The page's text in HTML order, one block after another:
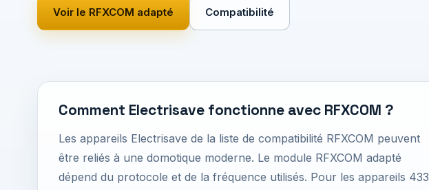
Voir le RFXCOM adapté Compatibilité
Comment Electrisave fonctionne avec RFXCOM ?
Les appareils Electrisave de la liste de compatibilité RFXCOM peuvent
être reliés à une domotique moderne. Le module RFXCOM adapté
dépend du protocole et de la fréquence utilisés. Pour les appareils 433